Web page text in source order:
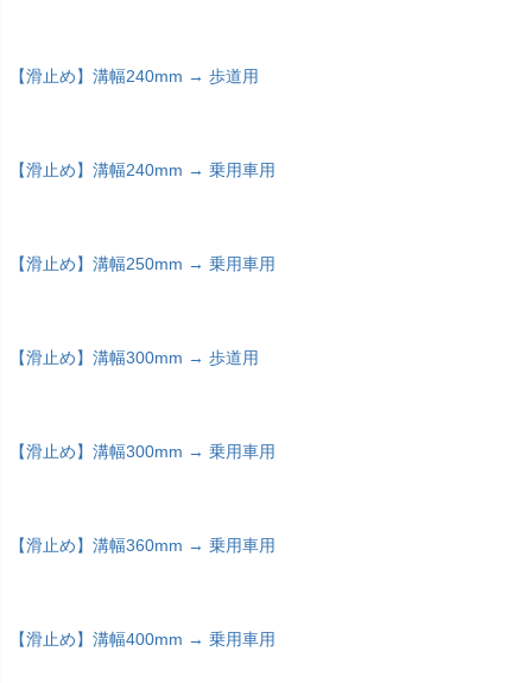
【滑止め】溝幅240mm → 歩道用
【滑止め】溝幅240mm → 乗用車用
【滑止め】溝幅250mm → 乗用車用
【滑止め】溝幅300mm → 歩道用
【滑止め】溝幅300mm → 乗用車用
【滑止め】溝幅360mm → 乗用車用
【滑止め】溝幅400mm → 乗用車用